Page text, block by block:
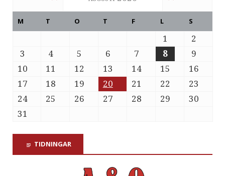
M T O T F L S
1
2
3
4 5 6 7 8
9
10
11 12 13 14 15
16
17
18 19 20 21 22
23
24
25 26 27 28 29
30
31
TIDNINGAR